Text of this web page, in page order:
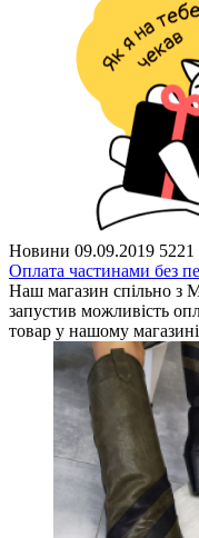
Новини 09.09.2019 5221
Оплата частинами без
Наш магазин спільно з
запустив можливість
товар у нашому